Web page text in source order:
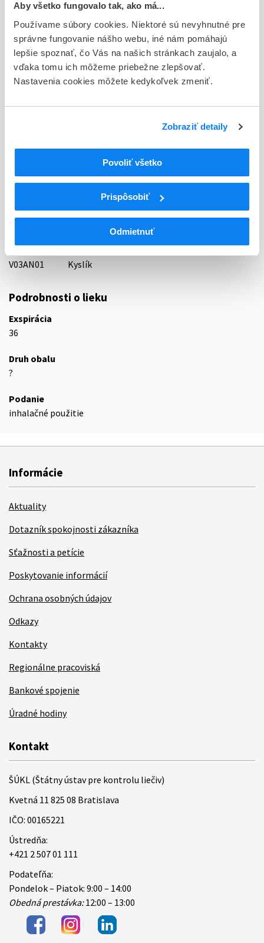
Aby všetko fungovalo tak, ako má...
Používame súbory cookies. Niektoré sú nevyhnutné pre
správne fungovanie nášho webu, iné nám pomáhajú
lepšie spoznať, čo Vás na našich stránkach zaujalo, a
vďaka tomu ich môžeme priebežne zlepšovať.
Nastavenia cookies môžete kedykoľvek zmeniť.
Zobraziť detaily
Povoliť všetko
Prispôsobiť
Odmietnuť
G 3/4")
Stav
D - Registrácia bez obmedzenia platnosti
Typ registračnej procedúry
Rôzne (vária)
Všetky ostatné liečivá
V03AN01
Kyslík
Podrobnosti o lieku
Exspirácia
36
Druh obalu
?
Podanie
inhalačné použitie
Informácie
Aktuality
Dotazník spokojnosti zákazníka
Sťažnosti a petície
Poskytovanie informácií
Ochrana osobných údajov
Odkazy
Kontakty
Regionálne pracoviská
Bankové spojenie
Úradné hodiny
Kontakt
ŠÚKL (Štátny ústav pre kontrolu liečiv)
Kvetná 11 825 08 Bratislava
IČO: 00165221
Ústredňa:
+421 2 507 01 111
Podateľňa:
Pondelok – Piatok: 9:00 – 14:00
Obedná prestávka:12:00 – 13:00